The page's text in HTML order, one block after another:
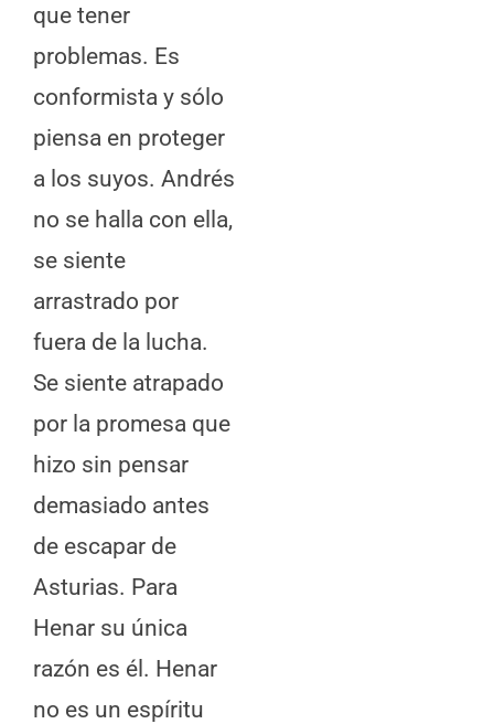
que tener
problemas. Es
conformista y sólo
piensa en proteger
a los suyos. Andrés
no se halla con ella,
se siente
arrastrado por
fuera de la lucha.
Se siente atrapado
por la promesa que
hizo sin pensar
demasiado antes
de escapar de
Asturias. Para
Henar su única
razón es él. Henar
no es un espíritu